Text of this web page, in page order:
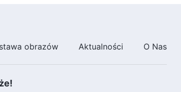
obrazów Aktualności O Nas